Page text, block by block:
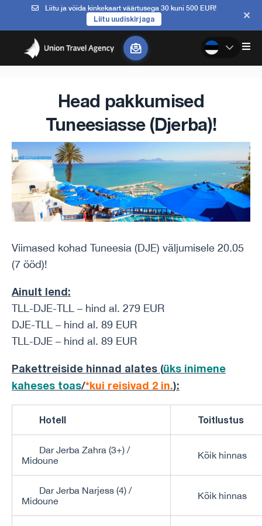
Liitu ja võida kinkekaart väärtusega 30 kuni 500 EUR!
Liitu uudiskirjaga
Head pakkumised
Tuneesiasse (Djerba)!
Viimased kohad Tuneesia (DJE) väljumisele 20.05
(7 ööd)!
Ainult lend:
TLL-DJE-TLL – hind al. 279 EUR
DJE-TLL – hind al. 89 EUR
TLL-DJE – hind al. 89 EUR
Pakettreiside hinnad alates (üks inimene
kaheses toas/*kui reisivad 2 in.):
Hotell Toitlustus
Dar Jerba Zahra (3+) /
Midoune
Kõik hinnas
Dar Jerba Narjess (4) /
Midoune
Kõik hinnas